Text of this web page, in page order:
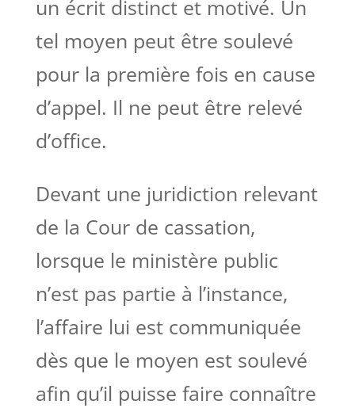
un écrit distinct et motivé. Un
tel moyen peut être soulevé
pour la première fois en cause
d’appel. Il ne peut être relevé
d’office.
Devant une juridiction relevant
de la Cour de cassation,
lorsque le ministère public
n’est pas partie à l’instance,
l’affaire lui est communiquée
dès que le moyen est soulevé
afin qu’il puisse faire connaître